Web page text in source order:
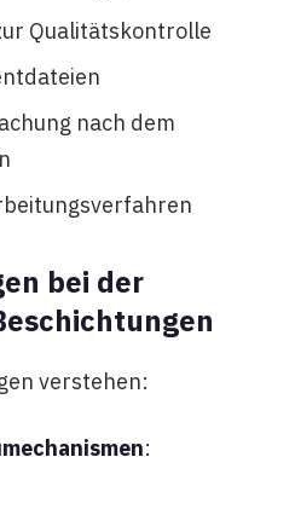
Qualitätskontrolle
nach dem
bei der
verstehen:
: